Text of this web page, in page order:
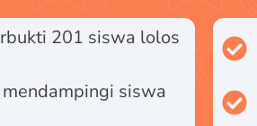
201 siswa lolos
siswa